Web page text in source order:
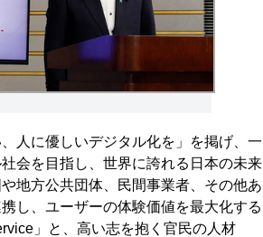
人に優しいデジタル化を」を掲げ、一
会を目指し、世界に誇れる日本の未来
地方公共団体、民間事業者、その他あ
し、ユーザーの体験価値を最大化する
」と、高い志を抱く官民の人材